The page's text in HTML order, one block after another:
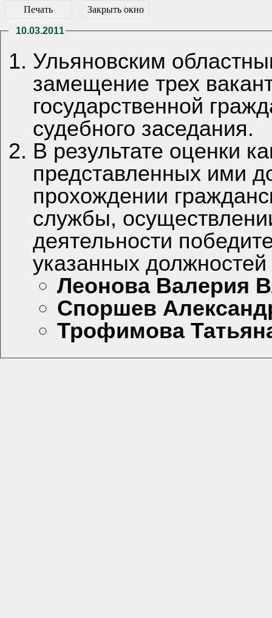
Печать Закрыть окно
10.03.2011
Ульяновским
замещение трех
государственной
судебного заседания.
В результате оценки
представленных ими
прохождении
службы,
деятельности
указанных
Леонова
Споршев
Трофимова